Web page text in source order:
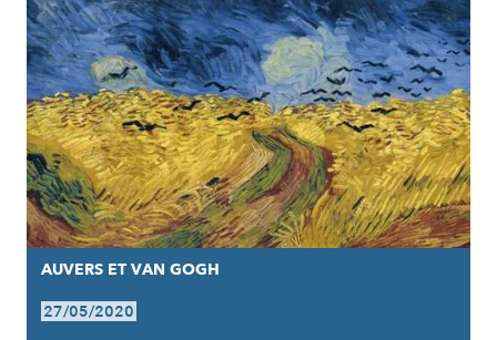
AUVERS ET VAN GOGH
27/05/2020